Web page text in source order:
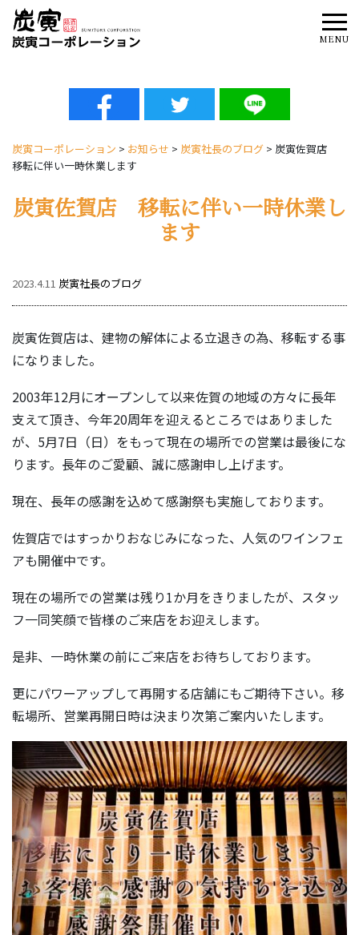
MENU
炭寅コーポレーション > お知らせ > 炭寅社長のブログ > 炭寅佐賀店
移転に伴い一時休業します
炭寅佐賀店 移転に伴い一時休業し
ます
2023.4.11 炭寅社長のブログ
炭寅佐賀店は、建物の解体による立退きの為、移転する事
になりました。
2003年12月にオープンして以来佐賀の地域の方々に長年
支えて頂き、今年20周年を迎えるところではありました
が、5月7日（日）をもって現在の場所での営業は最後にな
ります。長年のご愛顧、誠に感謝申し上げます。
現在、長年の感謝を込めて感謝祭も実施しております。
佐賀店ではすっかりおなじみになった、人気のワインフェ
アも開催中です。
現在の場所での営業は残り1か月をきりましたが、スタッ
フ一同笑顔で皆様のご来店をお迎えします。
是非、一時休業の前にご来店をお待ちしております。
更にパワーアップして再開する店舗にもご期待下さい。移
転場所、営業再開日時は決まり次第ご案内いたします。